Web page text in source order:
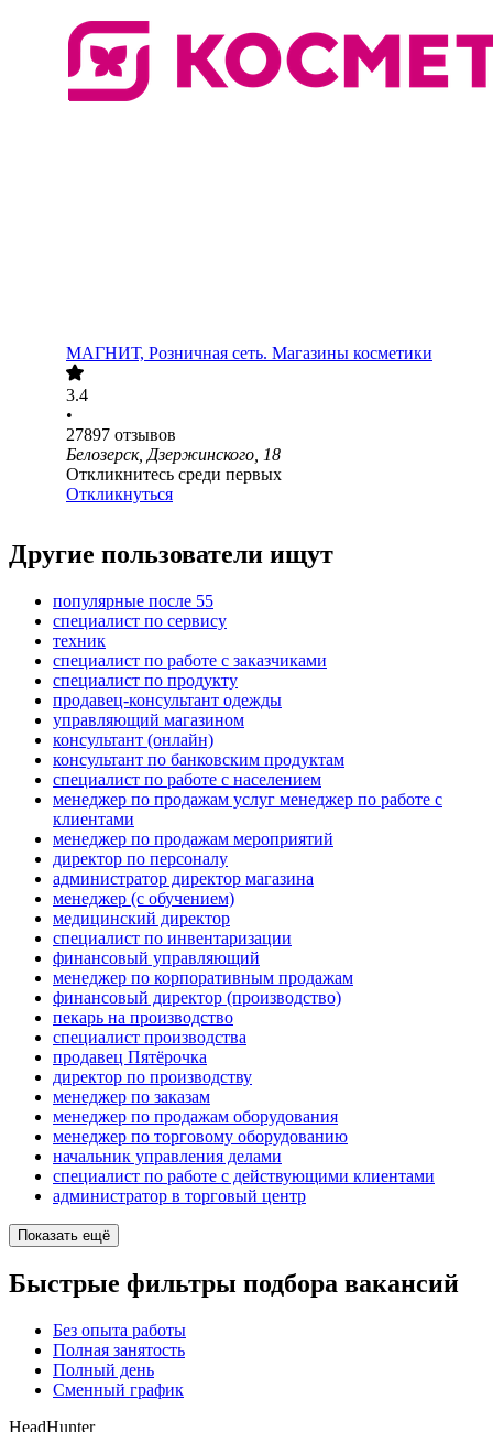
МАГНИТ, Розничная сеть. Магазины косметики
3.4
•
27897 отзывов
Белозерск, Дзержинского, 18
Откликнитесь среди первых
Откликнуться
Другие пользователи ищут
популярные после 55
специалист по сервису
техник
специалист по работе с заказчиками
специалист по продукту
продавец-консультант одежды
управляющий магазином
консультант (онлайн)
консультант по банковским продуктам
специалист по работе с населением
менеджер по продажам услуг менеджер по работе с
клиентами
менеджер по продажам мероприятий
директор по персоналу
администратор директор магазина
менеджер (с обучением)
медицинский директор
специалист по инвентаризации
финансовый управляющий
менеджер по корпоративным продажам
финансовый директор (производство)
пекарь на производство
специалист производства
продавец Пятёрочка
директор по производству
менеджер по заказам
менеджер по продажам оборудования
менеджер по торговому оборудованию
начальник управления делами
специалист по работе с действующими клиентами
администратор в торговый центр
Показать ещё
Быстрые фильтры подбора вакансий
Без опыта работы
Полная занятость
Полный день
Сменный график
HeadHunter